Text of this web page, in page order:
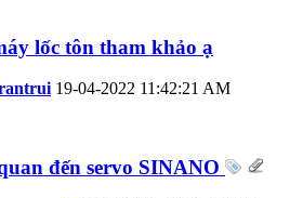
lốc tôn tham khảo ạ
19-04-2022 11:42:21 AM
đến servo SINANO